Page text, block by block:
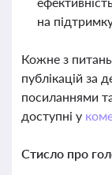
на
Кожне з
публікацій за
посиланнями
доступні у
Стисло про